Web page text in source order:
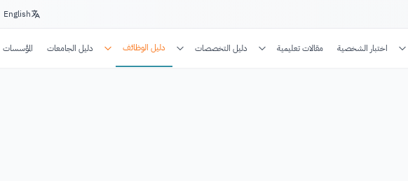
English
اختبار الشخصية مقالات تعليمية دليل التخصصات دليل الوظائف دليل الجامعات المؤسسات